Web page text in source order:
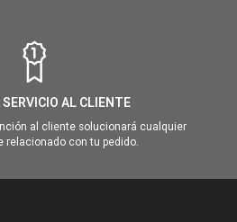
SERVICIO AL CLIENTE
al cliente solucionará cualquier
relacionado con tu pedido.